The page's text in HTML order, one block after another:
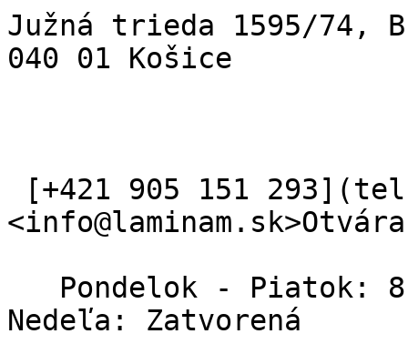
Južná trieda 1595/74,
040 01 Košice
Nedeľa: Zatvorená